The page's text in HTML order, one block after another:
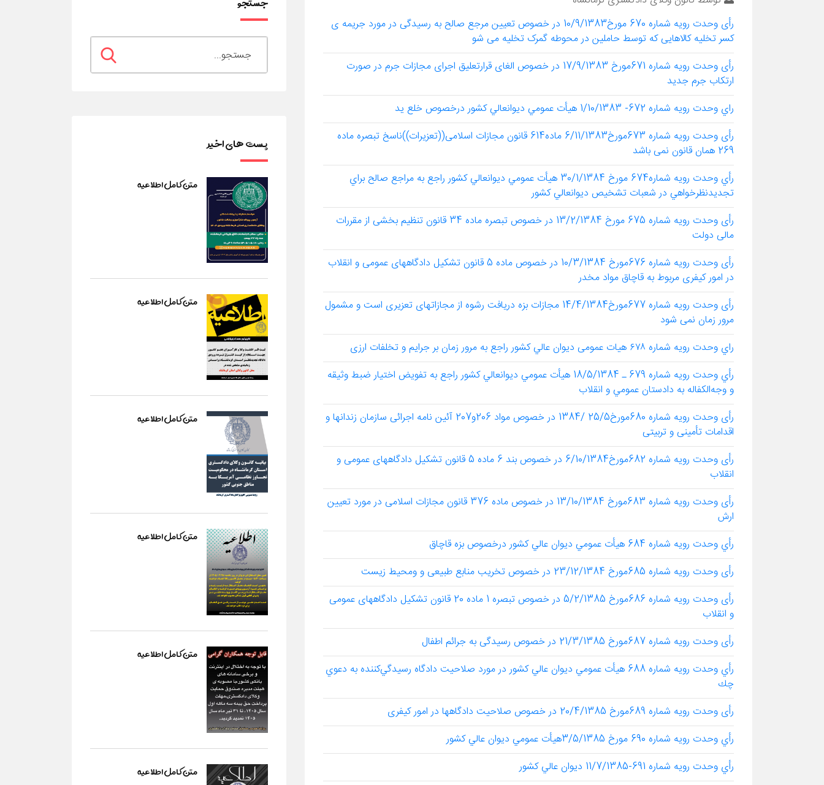
رأی وحدت رویه شماره 670 مورخ10/9/1383 در خصوص تعیین مرجع صالح به رسیدگی در مورد جریمه ی
کسر تخلیه کالاهایی که توسط حاملین در محوطه گمرک تخلیه می شو
رأی وحدت رویه شماره 671مورخ 17/9/1383 در خصوص الغای قرارتعلیق اجرای مجازات جرم در صورت
ارتکاب جرم جدید
راي وحدت رويه شماره 672- 1/10/1383 هيأت عمومي ديوانعالي كشور درخصوص خلع يد
رأی وحدت رویه شماره 673مورخ6/11/1383 ماده614 قانون مجازات اسلامی((تعزیرات))ناسخ تبصره ماده
269 همان قانون نمی باشد
رأي وحدت رويه شماره674 مورخ 30/1/1384 هيأت عمومي ديوانعالي كشور راجع به مراجع صالح براي
تجديدنظرخواهي در شعبات تشخيص ديوانعالي كشور
رأی وحدت رویه شماره 675 مورخ 13/2/1384 در خصوص تبصره ماده 34 قانون تنظیم بخشی از مقررات
مالی دولت
رأی وحدت رویه شماره 676مورخ 10/3/1384 در خصوص ماده 5 قانون تشکیل دادگاههای عمومی و انقلاب
در امور کیفری مربوط به قاچاق مواد مخدر
رأی وحدت رویه شماره 677مورخ14/4/1384 مجازات بزه دریافت رشوه از مجازاتهای تعزیری است و مشمول
مرور زمان نمی شود
راي وحدت رويه شماره ۶۷۸ هيات عمومی ديوان عالي كشور راجع به مرور زمان بر جرایم و تخلفات ارزی
رأي وحدت رويه شماره 679 ـ 18/5/1384 هيأت عمومي ديوانعالي كشور راجع به تفويض اختيار ضبط وثيقه
و وجه‌الكفاله به دادستان عمومي و انقلاب
رأی وحدت رویه شماره 680مورخ25/5 /1384 در خصوص مواد 206و207 آئین نامه اجرائی سازمان زندانها و
اقدامات تأمینی و تربیتی
رأی وحدت رویه شماره 682مورخ6/10/1384 در خصوص بند 6 ماده 5 قانون تشکیل دادگاههای عمومی و
انقلاب
رأی وحدت رویه شماره 683مورخ 13/10/1384 در خصوص ماده 376 قانون مجازات اسلامی در مورد تعیین
ارش
رأي وحدت رويه شماره 684 هيأت عمومي ديوان عالي كشور درخصوص بزه قاچاق
رأی وحدت رویه شماره 685مورخ 23/12/1384 در خصوص تخریب منابع طبیعی و ومحیط زیست
رأی وحدت رویه شماره 686مورخ 5/2/1385 در خصوص تبصره 1 ماده 20 قانون تشکیل دادگاههای عمومی
و انقلاب
رأی وحدت رویه شماره 687مورخ 21/3/1385 در خصوص رسیدگی به جرائم اطفال
رأي وحدت رويه شماره 688 هيأت عمومي ديوان عالي كشور در مورد صلاحيت دادگاه رسيدگي‌كننده به دعوي
چك
رأی وحدت رویه شماره 689مورخ 20/4/1385 در خصوص صلاحیت دادگاهها در امور کیفری
رأي وحدت رويه شماره 690 مورخ 3/5/1385هيأت عمومي ديوان عالي كشور
رأي وحدت رويه شماره 691-11/7/1385 ديوان عالي كشور
پست های اخیر
متن کامل اطلاعیه
متن کامل اطلاعیه
متن کامل اطلاعیه
متن کامل اطلاعیه
متن کامل اطلاعیه
متن کامل اطلاعیه